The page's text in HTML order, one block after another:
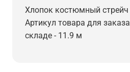
Хлопок костюмный стрейч
Артикул товара для
складе - 11.9 м